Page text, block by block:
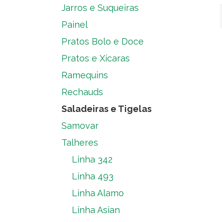
Jarros e Suqueiras
Painel
Pratos Bolo e Doce
Pratos e Xícaras
Ramequins
Rechauds
Saladeiras e Tigelas
Samovar
Talheres
Linha 342
Linha 493
Linha Alamo
Linha Asian